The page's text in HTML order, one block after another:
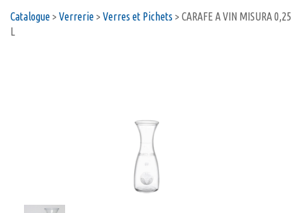
Catalogue> Verrerie> Verres et Pichets > CARAFE A VIN MISURA 0,25
L